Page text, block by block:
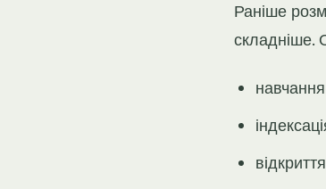
Раніше
складніше.